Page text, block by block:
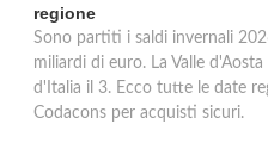
regione
Sono partiti i saldi invernali
miliardi di euro. La Valle
d'Italia il 3. Ecco tutte le date
Codacons per acquisti sicuri.